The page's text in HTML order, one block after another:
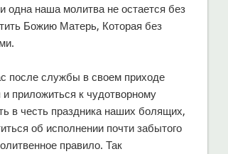
одна наша молитва не остается без
Божию Матерь, Которая без
после службы в своем приходе
приложиться к чудотворному
в честь праздника наших болящих,
об исполнении почти забытого
правило. Так